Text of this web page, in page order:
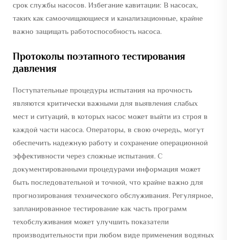
срок службы насосов. Избегание кавитации: В насосах,
таких как самоочищающиеся и канализационные, крайне
важно защищать работоспособность насоса.
Протоколы поэтапного тестирования
давления
Поступательные процедуры испытания на прочность
являются критически важными для выявления слабых
мест и ситуаций, в которых насос может выйти из строя в
каждой части насоса. Операторы, в свою очередь, могут
обеспечить надежную работу и сохранение операционной
эффективности через сложные испытания. С
документированными процедурами информация может
быть последовательной и точной, что крайне важно для
прогнозирования технического обслуживания. Регулярное,
запланированное тестирование как часть программ
техобслуживания может улучшить показатели
производительности при любом виде применения водяных